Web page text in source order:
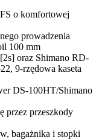
o komfortowej
prowadzenia
100 mm
oraz Shimano RD-
9-rzędowa kaseta
DS-100HT/Shimano
przez przeszkody
bagażnika i stopki